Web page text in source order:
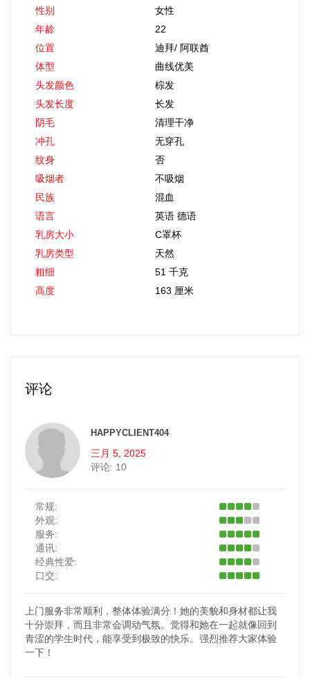
性别
女性
年龄
22
位置
迪拜/ 阿联酋
体型
曲线优美
头发颜色
棕发
头发长度
长发
阴毛
清理干净
冲孔
无穿孔
纹身
否
吸烟者
不吸烟
民族
混血
语言
英语 德语
乳房大小
C罩杯
乳房类型
天然
粗细
51 千克
高度
163 厘米
评论
HAPPYCLIENT404
三月 5, 2025
评论: 10
常规:
外观:
服务:
通讯:
经典性爱:
口交:
上门服务非常顺利，整体体验满分！她的美貌和身材都让我
十分崇拜，而且非常会调动气氛。觉得和她在一起就像回到
青涩的学生时代，能享受到极致的快乐。强烈推荐大家体验
一下！